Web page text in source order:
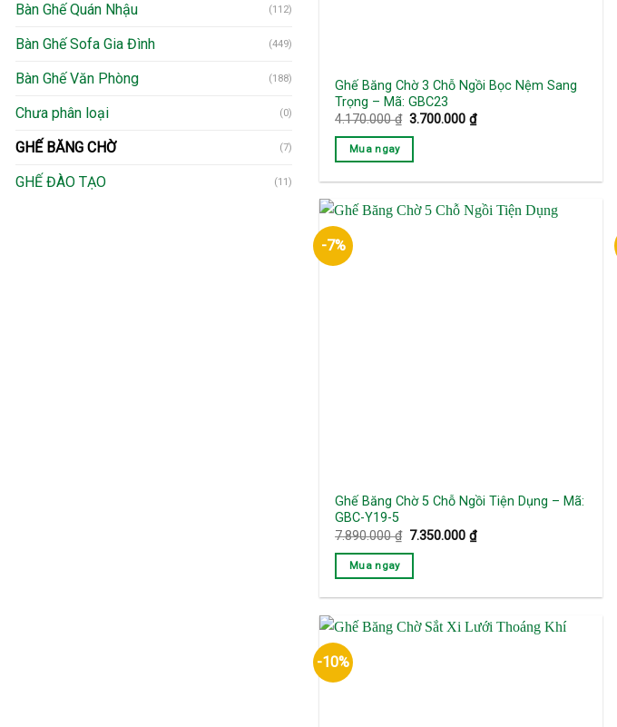
Bàn Ghế Quán Nhậu (112)
Bàn Ghế Sofa Gia Đình (449)
Bàn Ghế Văn Phòng (188)
Chưa phân loại (0)
GHẾ BĂNG CHỜ (7)
GHẾ ĐÀO TẠO (11)
Ghế Băng Chờ 3 Chỗ Ngồi Bọc Nệm Sang
Trọng – Mã: GBC23
4.170.000₫ Giá
3.700.000₫Giá
hiện
Mua ngay
-7%
Ghế Băng Chờ 5 Chỗ Ngồi Tiện Dụng – Mã:
GBC-Y19-5
7.890.000₫ Giá
7.350.000₫Giá
hiện
Mua ngay
-10%